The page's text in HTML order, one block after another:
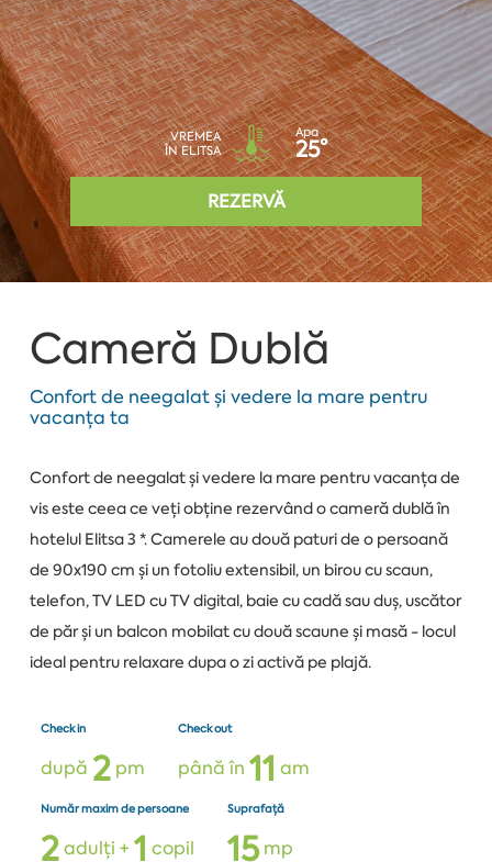
VREMEA
ÎN ELITSA
Apa
25°
REZERVĂ
Cameră Dublă
Confort de neegalat și vedere la mare pentru
vacanța ta
Confort de neegalat și vedere la mare pentru vacanța de
vis este ceea ce veți obține rezervând o cameră dublă în
hotelul Elitsa 3 *. Camerele au două paturi de o persoană
de 90x190 cm și un fotoliu extensibil, un birou cu scaun,
telefon, TV LED cu TV digital, baie cu cadă sau duș, uscător
de păr și un balcon mobilat cu două scaune și masă - locul
ideal pentru relaxare dupa o zi activă pe plajă.
Check in
după 2pm
Check out
până în 11 am
Număr maxim de persoane
2adulți + 1 copil
Suprafață
15mp